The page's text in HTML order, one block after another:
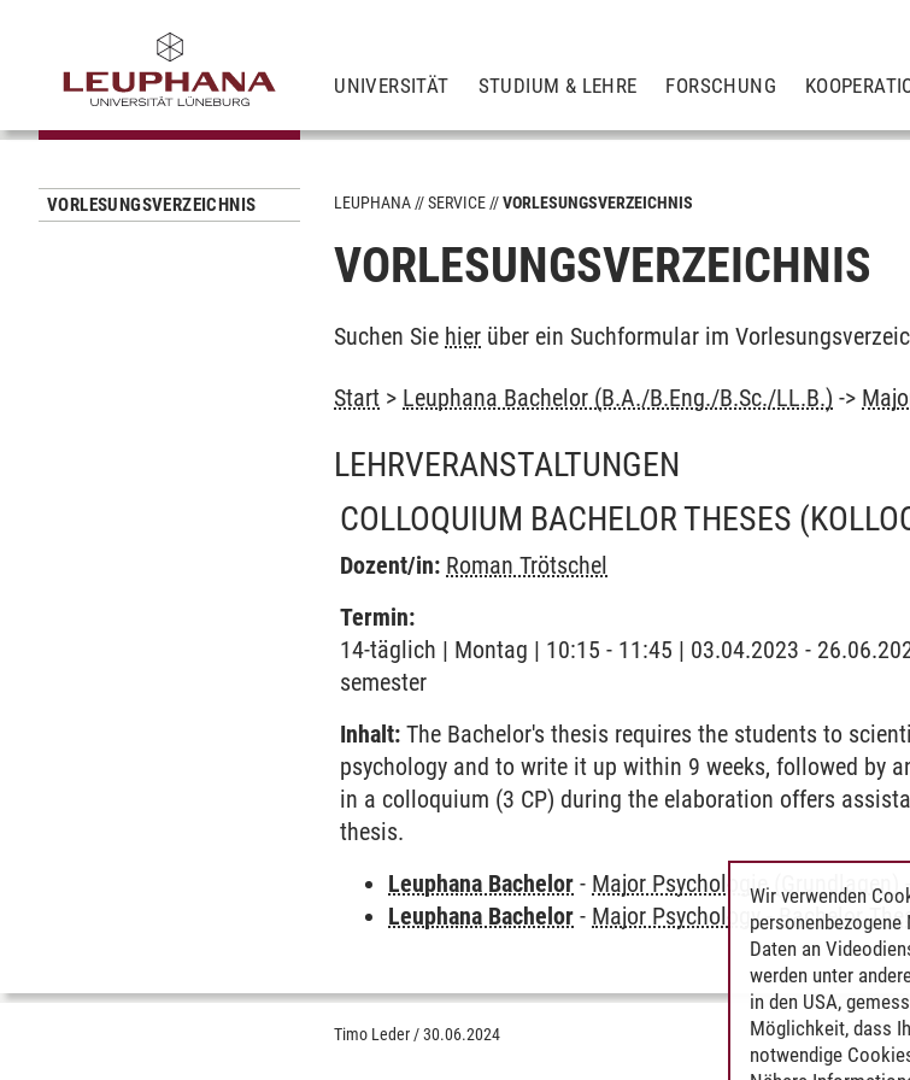
UNIVERSITÄT STUDIUM & LEHRE FORSCHUNG
VORLESUNGSVERZEICHNIS LEUPHANA SERVICE VORLESUNGSVERZEICHNIS
VORLESUNGSVERZEICHNIS
Suchen Sie hier über ein Suchformular im
Start > Leuphana Bachelor (B.A./B.Eng./B.Sc./LL.B.) ->
LEHRVERANSTALTUNGEN
COLLOQUIUM BACHELOR THESES
Dozent/in: Roman Trötschel
Termin:
14-täglich | Montag | 10:15 - 11:45 | 03.04.2023 -
semester
Inhalt: The Bachelor's thesis requires the students to
psychology and to write it up within 9 weeks, followed by
in a colloquium (3 CP) during the elaboration offers
thesis.
Leuphana Bachelor - Major Psychologie (Grundlagen)
Leuphana Bachelor - Major Psychology-Bachelor
Timo Leder /30.06.2024
Wir verwenden
Daten an
werden unter
in den USA,
Möglichkeit, dass
notwendige